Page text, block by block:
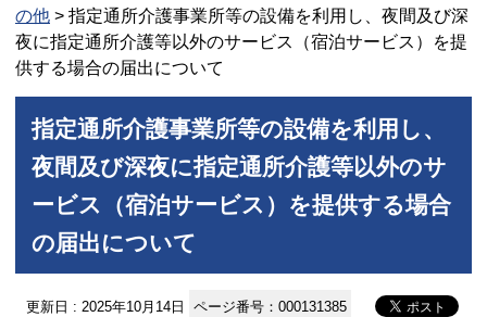
の他 > 指定通所介護事業所等の設備を利用し、夜間及び深
夜に指定通所介護等以外のサービス（宿泊サービス）を提
供する場合の届出について
指定通所介護事業所等の設備を利用し、
夜間及び深夜に指定通所介護等以外のサ
ービス（宿泊サービス）を提供する場合
の届出について
更新日 : 2025年10月14日 ページ番号：000131385